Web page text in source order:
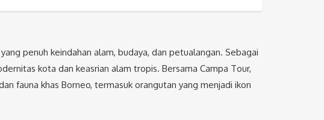
penuh keindahan alam, budaya, dan petualangan. Sebagai
kota dan keasrian alam tropis. Bersama Campa Tour,
fauna khas Borneo, termasuk orangutan yang menjadi ikon